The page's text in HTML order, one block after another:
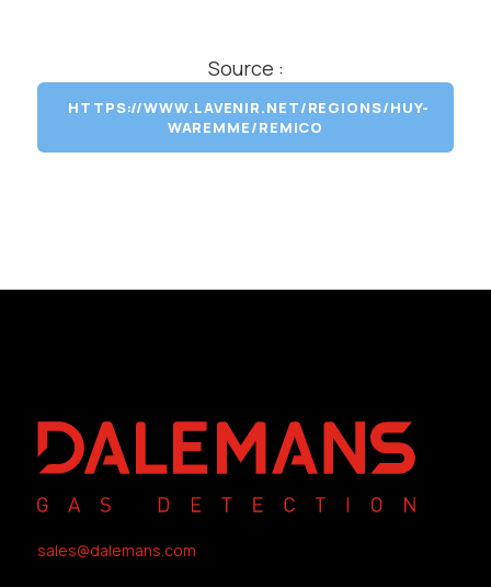
Source :
HTTPS://WWW.LAVENIR.NET/REGIONS/HUY-
WAREMME/REMICO
sales@dalemans.com